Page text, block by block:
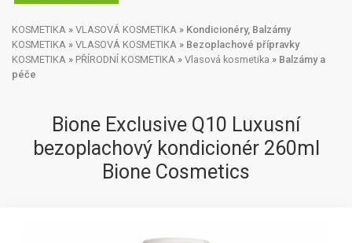
KOSMETIKA » VLASOVÁ KOSMETIKA » Kondicionéry, Balzámy
KOSMETIKA » VLASOVÁ KOSMETIKA » Bezoplachové přípravky
KOSMETIKA » PŘÍRODNÍ KOSMETIKA » Vlasová kosmetika » Balzámy a
péče
Bione Exclusive Q10 Luxusní
bezoplachový kondicionér 260ml
Bione Cosmetics